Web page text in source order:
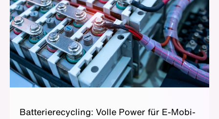
Bat­te­rie­re­cy­cling: Vol­le Power für E-Mo­bi­